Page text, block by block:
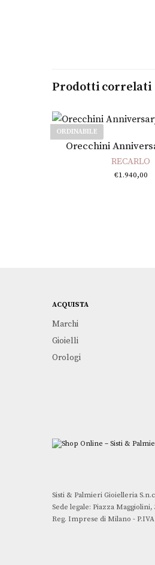
Prodotti correlati
ORDINABILE
Leggi tutto
Orecchini
RECARLO
€1.940,00
ACQUISTA
Marchi
Gioielli
Orologi
Sisti & Palmieri Gioielleria
Sede legale: Piazza Maggiolini,
Reg. Imprese di Milano - P.IVA